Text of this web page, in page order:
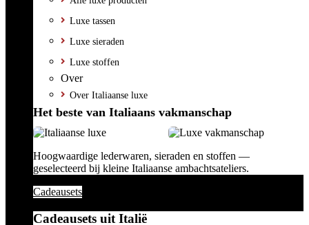
Luxe tassen
Luxe sieraden
Luxe stoffen
Over
Over Italiaanse luxe
Het beste van Italiaans vakmanschap
Hoogwaardige lederwaren, sieraden en stoffen —
geselecteerd bij kleine Italiaanse ambachtsateliers.
Cadeausets
Cadeausets uit Italië